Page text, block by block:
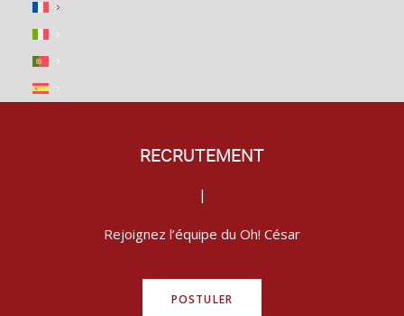
M4, M6, M12, M13
RECRUTEMENT
|
Rejoignez l’équipe du Oh! César
POSTULER